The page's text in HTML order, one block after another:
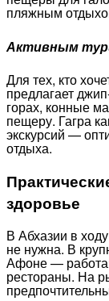
пляжным
Активным
Для тех, кто
предлагает
горах, конные
пещеру. Гагра
экскурсий —
отдыха.
здоровье
В Абхазии в
не нужна. В
Афоне —
рестораны. На